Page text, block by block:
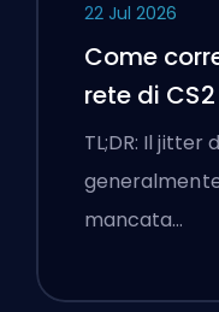
22 Jul 2026
Come
rete di CS2
TL;DR: Il jitter
mancata…